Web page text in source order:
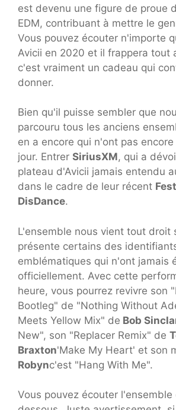
est devenu une figure de proue
EDM, contribuant à mettre le
Vous pouvez écouter n'importe
Avicii en 2020 et il frappera tout
c'est vraiment un cadeau qui
donner.
Bien qu'il puisse sembler que
parcouru tous les anciens
en a encore qui n'ont pas
jour. Entrer SiriusXM, qui a
plateau d'Avicii jamais entendu
dans le cadre de leur récent
DisDance.
L'ensemble nous vient tout droit
présente certains des
emblématiques qui n'ont jamais
officiellement. Avec cette
heure, vous pourrez revivre son
Bootleg" de "Nothing Without
Meets Yellow Mix" de Bob Sincla
New", son "Replacer Remix" de
Braxton'Make My Heart' et son
Robync'est "Hang With Me".
Vous pouvez écouter